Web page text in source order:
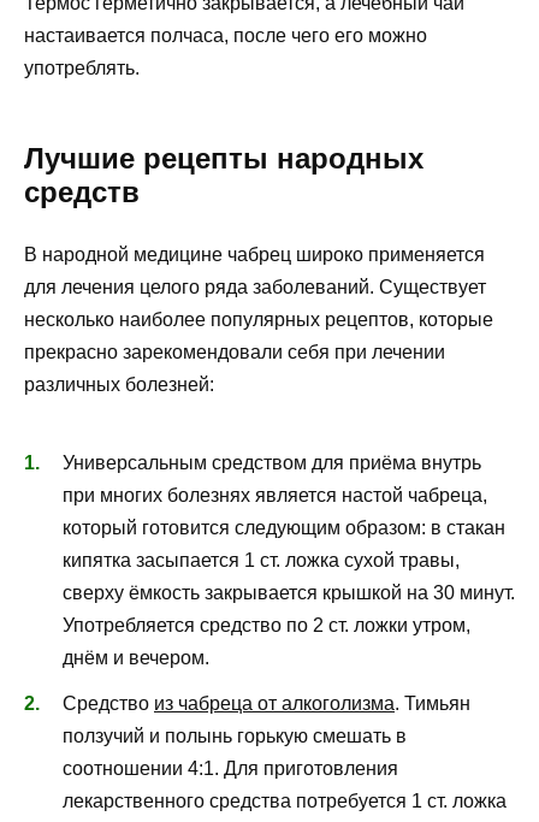
настаивается полчаса, после чего его можно
употреблять.
Лучшие рецепты народных
средств
В народной медицине чабрец широко применяется
для лечения целого ряда заболеваний. Существует
несколько наиболее популярных рецептов, которые
прекрасно зарекомендовали себя при лечении
различных болезней:
Универсальным средством для приёма внутрь
при многих болезнях является настой чабреца,
который готовится следующим образом: в стакан
кипятка засыпается 1 ст. ложка сухой травы,
сверху ёмкость закрывается крышкой на 30 минут.
Употребляется средство по 2 ст. ложки утром,
днём и вечером.
Средство из чабреца от алкоголизма. Тимьян
ползучий и полынь горькую смешать в
соотношении 4:1. Для приготовления
лекарственного средства потребуется 1 ст. ложка